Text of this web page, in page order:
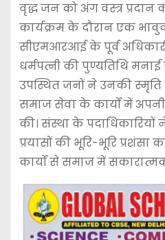
वृद्ध जन को अंग वस्त्र प्रदान
कार्यक्रम के दौरान एक
सीएमआरआई के पूर्व
धर्मपत्नी की पुण्यतिथि
उपस्थित जनों ने उनकी
समाज सेवा के कार्यों में
की। संस्था के पदाधिकारियों
प्रयासों की भूरि-भूरि
कार्यों से समाज में